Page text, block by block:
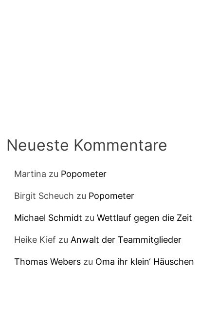
Neueste Kommentare
Martina zu Popometer
Birgit Scheuch zu Popometer
Michael Schmidt zuWettlauf gegen die Zeit
Heike Kief zuAnwalt der Teammitglieder
Thomas Webers zu Oma ihr klein‘ Häuschen